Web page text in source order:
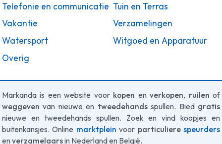
Telefonie en communicatie Tuin en Terras
Vakantie
Verzamelingen
Watersport
Witgoed en Apparatuur
Overig
Markanda is een website voor kopen enverkopen, ruilen of
weggeven van nieuwe en tweedehandsspullen. Bied gratis
nieuwe en tweedehands spullen. Zoek en vind koopjes en
buitenkansjes. Online marktplein voor particulierespeurders
en verzamelaarsin Nederland en België.